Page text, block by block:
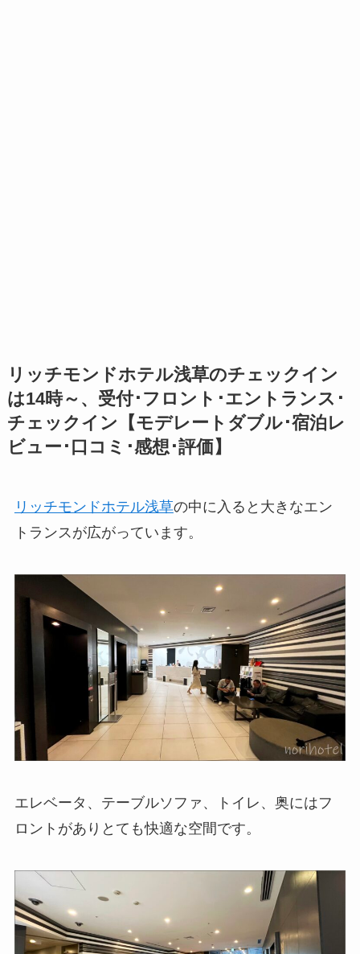
リッチモンドホテル浅草のチェックイン
は14時～、受付･フロント･エントランス･
チェックイン【モデレートダブル･宿泊レ
ビュー･口コミ･感想･評価】
リッチモンドホテル浅草の中に入ると大きなエン
トランスが広がっています。
エレベータ、テーブルソファ、トイレ、奥にはフ
ロントがありとても快適な空間です。